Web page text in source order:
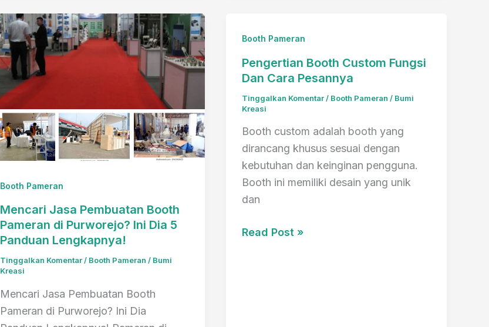
Portable
Di
Jogja
Recomended
Booth Pameran
Mencari Jasa Pembuatan Booth
Pameran di Purworejo? Ini Dia 5
Panduan Lengkapnya!
Tinggalkan Komentar/ Booth Pameran / Bumi
Kreasi
Mencari Jasa Pembuatan Booth
Pameran di Purworejo? Ini Dia
Booth Pameran
Pengertian Booth Custom Fungsi
Dan Cara Pesannya
Tinggalkan Komentar / Booth Pameran / Bumi
Kreasi
Booth custom adalah booth yang
dirancang khusus sesuai dengan
kebutuhan dan keinginan pengguna.
Booth ini memiliki desain yang unik
dan
Pengertian
Read Post »